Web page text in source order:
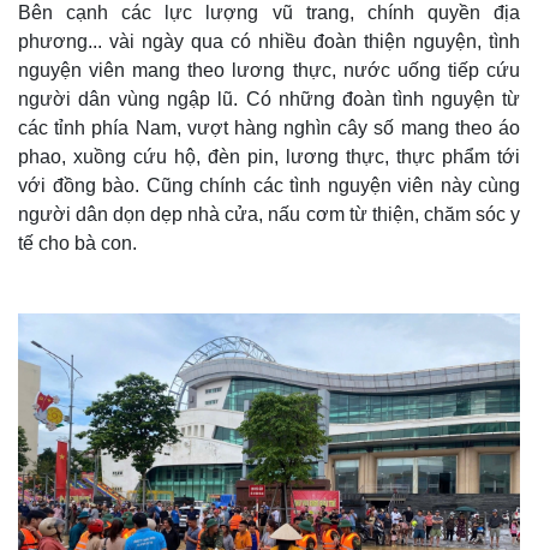
Cuộc sống đó đây
Hồ sơ
Ảnh
E-Magazine
Infographic
Bên cạnh các lực lượng vũ trang, chính quyền địa
phương... vài ngày qua có nhiều đoàn thiện nguyện, tình
nguyện viên mang theo lương thực, nước uống tiếp cứu
người dân vùng ngập lũ. Có những đoàn tình nguyện từ
các tỉnh phía Nam, vượt hàng nghìn cây số mang theo áo
phao, xuồng cứu hộ, đèn pin, lương thực, thực phẩm tới
với đồng bào. Cũng chính các tình nguyện viên này cùng
người dân dọn dẹp nhà cửa, nấu cơm từ thiện, chăm sóc y
tế cho bà con.